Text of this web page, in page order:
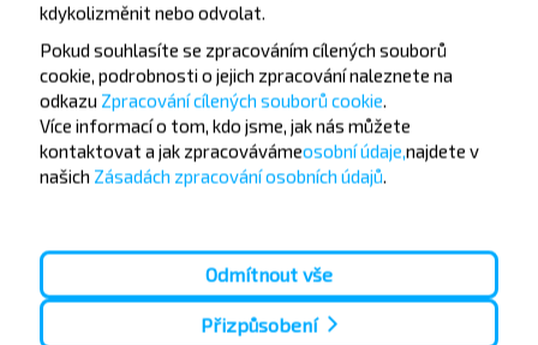
Nenechte si ujít akce, slevy a další zajímavé nabídky
od společnosti INFOBUS. Přihlaste se k odběru
novinek a cestujte s námi levněji!
kdykolizměnit nebo odvolat.
Pokud souhlasíte se zpracováním cílených souborů
cookie, podrobnosti o jejich zpracování naleznete na
odkazu Zpracování cílených souborů cookie.
Více informací o tom, kdo jsme, jak nás můžete
kontaktovat a jak zpracovávámeosobní údaje,najdete v
našich Zásadách zpracování osobních údajů.
Odmítnout vše
Přizpůsobení